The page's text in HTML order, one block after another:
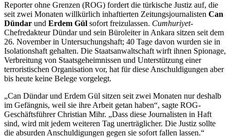
Reporter ohne Grenzen (ROG) fordert die türkische Justiz auf, die
seit zwei Monaten willkürlich inhaftierten Zeitungsjournalisten Can
Dündar und Erdem Gül sofort freizulassen. Cumhuriyet-
Chefredakteur Dündar und sein Büroleiter in Ankara sitzen seit dem
26. November in Untersuchungshaft; 40 Tage davon wurden sie in
Isolationshaft gehalten. Die Staatsanwaltschaft wirft ihnen Spionage,
Verbreitung von Staatsgeheimnissen und Unterstützung einer
terroristischen Organisation vor, hat für diese Anschuldigungen aber
bis heute keine Belege vorgelegt.
„Can Dündar und Erdem Gül sitzen seit zwei Monaten nur deshalb
im Gefängnis, weil sie ihre Arbeit getan haben“, sagte ROG-
Geschäftsführer Christian Mihr. „Dass diese Journalisten in Haft
sind, wird mit jedem weiteren Tag unerträglicher. Die Justiz sollte
die absurden Anschuldigungen gegen sie sofort fallen lassen.“